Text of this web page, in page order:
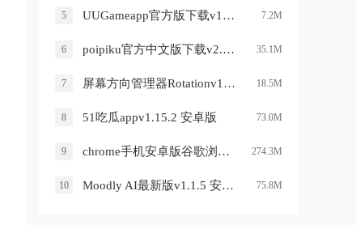
5 UUGameapp官方版下载v1.0.1 中文版 7.2M
6 poipiku官方中文版下载v2.0.237 安卓版 35.1M
7 屏幕方向管理器Rotationv1.0.12 安卓版 18.5M
8 51吃瓜appv1.15.2 安卓版 73.0M
9 chrome手机安卓版谷歌浏览器v138.0.7204.179 最新版 274.3M
10 Moodly AI最新版v1.1.5 安卓版 75.8M